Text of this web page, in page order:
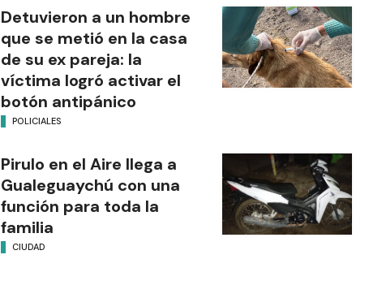
Detuvieron a un hombre
que se metió en la casa
de su ex pareja: la
víctima logró activar el
botón antipánico
POLICIALES
Pirulo en el Aire llega a
Gualeguaychú con una
función para toda la
familia
CIUDAD